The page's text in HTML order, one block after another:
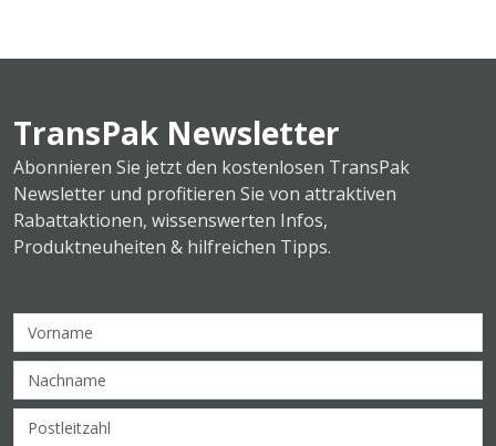
TransPak Newsletter
Abonnieren Sie jetzt den kostenlosen TransPak
Newsletter und profitieren Sie von attraktiven
Rabattaktionen, wissenswerten Infos,
Produktneuheiten & hilfreichen Tipps.